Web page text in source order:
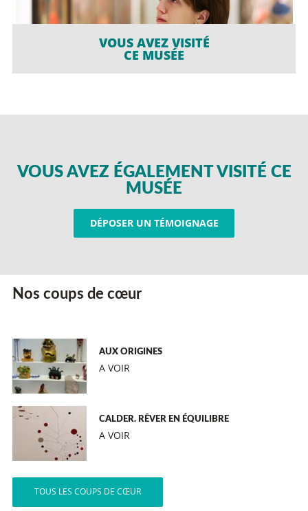
VOUS AVEZ VISITÉ
CE MUSÉE
VOUS AVEZ ÉGALEMENT VISITÉ CE
MUSÉE
DÉPOSER UN TÉMOIGNAGE
Nos coups de cœur
AUX ORIGINES
A VOIR
CALDER. RÊVER EN ÉQUILIBRE
A VOIR
TOUS LES COUPS DE CŒUR